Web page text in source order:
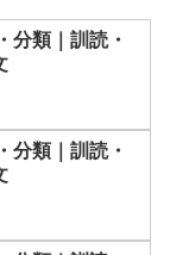
分類｜訓読・
分類｜訓読・